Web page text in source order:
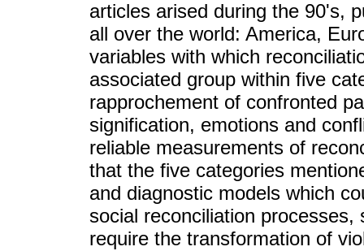
articles arised during the 90's,
all over the world: America,
variables with which
associated group within five
rapprochement of confronted
signification, emotions and
reliable measurements of
that the five categories
and diagnostic models which
social reconciliation
require the transformation of